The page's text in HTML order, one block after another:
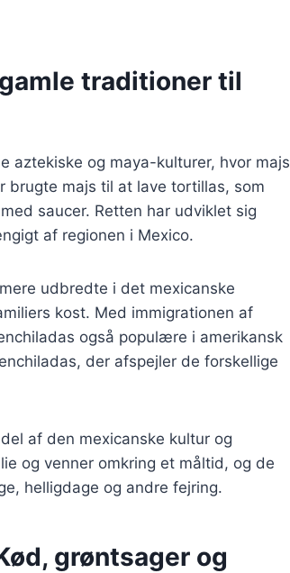
traditioner til
aztekiske og maya-kulturer, hvor majs
brugte majs til at lave tortillas, som
saucer. Retten har udviklet sig
af regionen i Mexico.
udbredte i det mexicanske
kost. Med immigrationen af
også populære i amerikansk
der afspejler de forskellige
af den mexicanske kultur og
og venner omkring et måltid, og de
helligdage og andre fejring.
grøntsager og